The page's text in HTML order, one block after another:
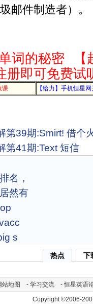
邮件制造者）。
词的秘密
册即可免费试
课 【给力】手机恒星
第39期:Smirt! 借个
第41期:Text 短信
名，
然有
s
热点 下
站地图 - 学习交流 -恒星英语
Copyright ©2006-